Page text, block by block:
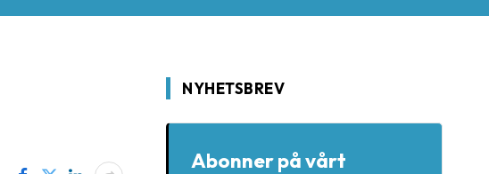
NYHETSBREV
Abonner på vårt